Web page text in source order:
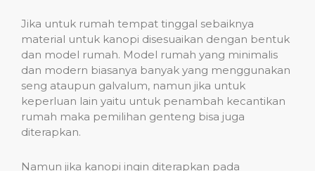
Jika untuk rumah tempat tinggal sebaiknya
material untuk kanopi disesuaikan dengan bentuk
dan model rumah. Model rumah yang minimalis
dan modern biasanya banyak yang menggunakan
seng ataupun galvalum, namun jika untuk
keperluan lain yaitu untuk penambah kecantikan
rumah maka pemilihan genteng bisa juga
diterapkan.
Namun jika kanopi ingin diterapkan pada